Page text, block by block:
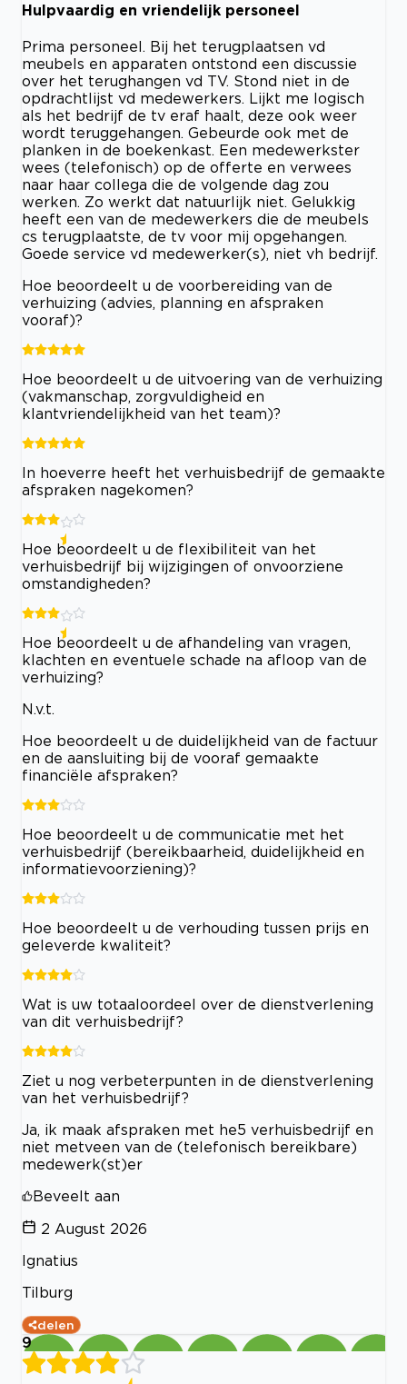
Hulpvaardig en vriendelijk personeel
Prima personeel. Bij het terugplaatsen vd
meubels en apparaten ontstond een discussie
over het terughangen vd TV. Stond niet in de
opdrachtlijst vd medewerkers. Lijkt me logisch
als het bedrijf de tv eraf haalt, deze ook weer
wordt teruggehangen. Gebeurde ook met de
planken in de boekenkast. Een medewerkster
wees (telefonisch) op de offerte en verwees
naar haar collega die de volgende dag zou
werken. Zo werkt dat natuurlijk niet. Gelukkig
heeft een van de medewerkers die de meubels
cs terugplaatste, de tv voor mij opgehangen.
Goede service vd medewerker(s), niet vh bedrijf.
Hoe beoordeelt u de voorbereiding van de
verhuizing (advies, planning en afspraken
vooraf)?
Hoe beoordeelt u de uitvoering van de verhuizing
(vakmanschap, zorgvuldigheid en
klantvriendelijkheid van het team)?
In hoeverre heeft het verhuisbedrijf de gemaakte
afspraken nagekomen?
Hoe beoordeelt u de flexibiliteit van het
verhuisbedrijf bij wijzigingen of onvoorziene
omstandigheden?
Hoe beoordeelt u de afhandeling van vragen,
klachten en eventuele schade na afloop van de
verhuizing?
N.v.t.
Hoe beoordeelt u de duidelijkheid van de factuur
en de aansluiting bij de vooraf gemaakte
financiële afspraken?
Hoe beoordeelt u de communicatie met het
verhuisbedrijf (bereikbaarheid, duidelijkheid en
informatievoorziening)?
Hoe beoordeelt u de verhouding tussen prijs en
geleverde kwaliteit?
Wat is uw totaaloordeel over de dienstverlening
van dit verhuisbedrijf?
Ziet u nog verbeterpunten in de dienstverlening
van het verhuisbedrijf?
Ja, ik maak afspraken met he5 verhuisbedrijf en
niet metveen van de (telefonisch bereikbare)
medewerk(st)er
Beveelt aan
2 August 2026
Ignatius
Tilburg
delen
9